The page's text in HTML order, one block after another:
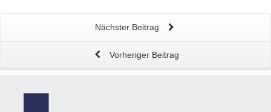
Nächster Beitrag
Vorheriger Beitrag